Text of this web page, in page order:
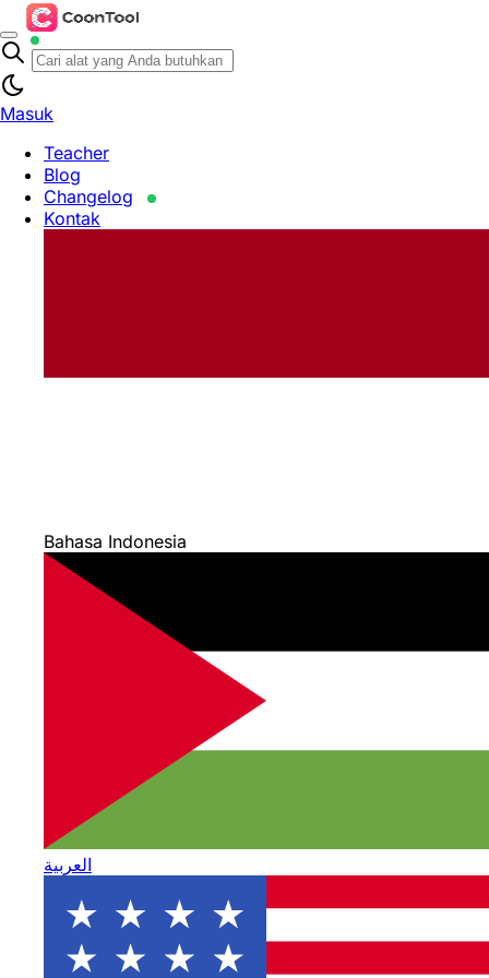
Masuk
Teacher
Blog
Changelog
Kontak
Bahasa Indonesia
العربية